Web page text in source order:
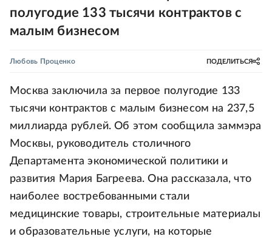
полугодие 133 тысячи контрактов с
малым бизнесом
Любовь Проценко ПОДЕЛИТЬСЯ
Москва заключила за первое полугодие 133
тысячи контрактов с малым бизнесом на 237,5
миллиарда рублей. Об этом сообщила заммэра
Москвы, руководитель столичного
Департамента экономической политики и
развития Мария Багреева. Она рассказала, что
наиболее востребованными стали
медицинские товары, строительные материалы
и образовательные услуги, на которые